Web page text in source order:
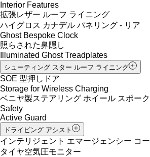
Interior Features
拡張レザー ルーフ ライニング
ハイグロス カナデル パネリング - リア
Ghost Bespoke Clock
照らされた鼻隠し
Illuminated Ghost Treadplates
シューティング スター ルーフ ライニング
SOE 型押しドア
Storage for Wireless Charging
ベニヤ製ステアリング ホイール スポーク
Safety
Active Guard
ドライビング アシスト
インテリジェント エマージェンシー コ
タイヤ空気圧モニター